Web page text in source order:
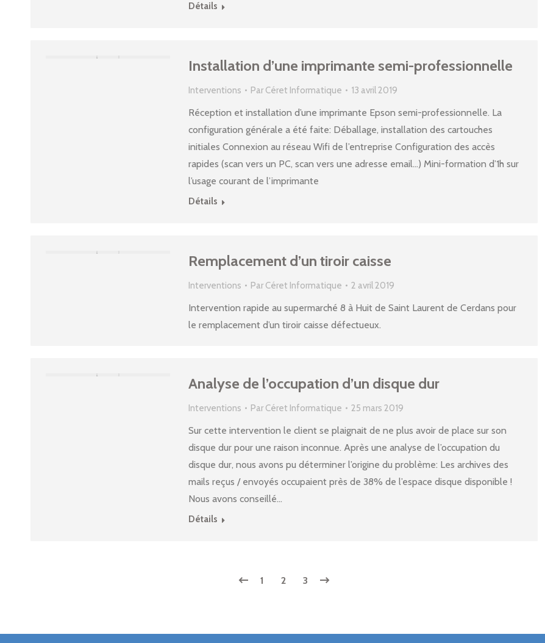
Détails
Installation d’une imprimante semi-professionnelle
Interventions ParCéret Informatique 13 avril 2019
Réception et installation d’une imprimante Epson semi-professionnelle. La
configuration générale a été faite: Déballage, installation des cartouches
initiales Connexion au réseau Wifi de l’entreprise Configuration des accès
rapides (scan vers un PC, scan vers une adresse email…) Mini-formation d’1h sur
l’usage courant de l’imprimante
Détails
Remplacement d’un tiroir caisse
Interventions ParCéret Informatique 2 avril 2019
Intervention rapide au supermarché 8 à Huit de Saint Laurent de Cerdans pour
le remplacement d’un tiroir caisse défectueux.
Analyse de l’occupation d’un disque dur
Interventions ParCéret Informatique 25 mars 2019
Sur cette intervention le client se plaignait de ne plus avoir de place sur son
disque dur pour une raison inconnue. Après une analyse de l’occupation du
disque dur, nous avons pu déterminer l’origine du problème: Les archives des
mails reçus / envoyés occupaient près de 38% de l’espace disque disponible !
Nous avons conseillé…
Détails
1 2 3